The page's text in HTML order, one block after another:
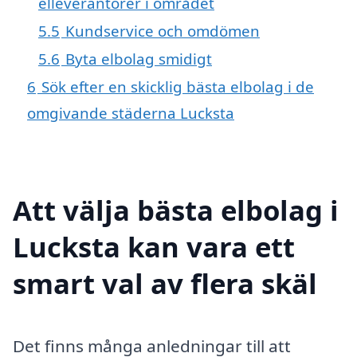
5.5 Kundservice och omdömen
5.6 Byta elbolag smidigt
6 Sök efter en skicklig bästa elbolag i de
omgivande städerna Lucksta
Att välja bästa elbolag i
Lucksta kan vara ett
smart val av flera skäl
Det finns många anledningar till att